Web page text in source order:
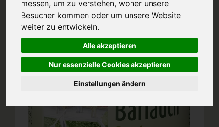
messen, um zu verstehen, woher unsere
Besucher kommen oder um unsere Website
weiter zu entwickeln.
Alle akzeptieren
Nur essenzielle Cookies akzeptieren
Einstellungen ändern